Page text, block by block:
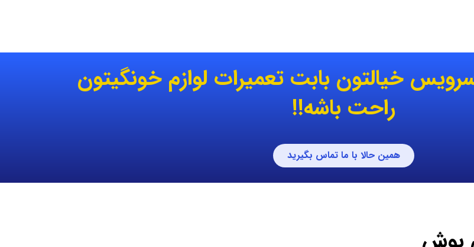
سرویس خیالتون بابت تعمیرات لوازم خونگیتون
راحت باشه!!
همین حالا با ما تماس بگیرید